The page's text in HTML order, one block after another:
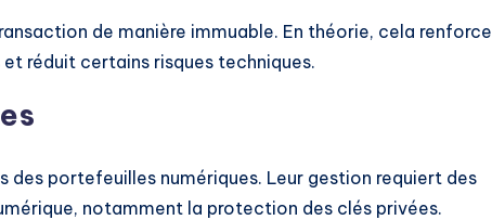
de manière immuable. En théorie, cela renforce
réduit certains risques techniques.
portefeuilles numériques. Leur gestion requiert des
notamment la protection des clés privées.